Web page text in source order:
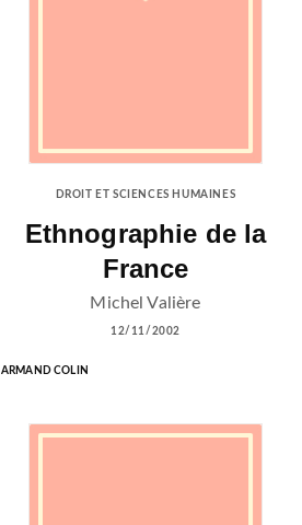
DROIT ET SCIENCES HUMAINES
Ethnographie de la
France
Michel Valière
12/11/2002
ARMAND COLIN